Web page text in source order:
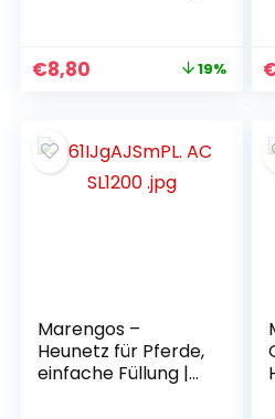
Containernetz zur
Eckmarkierung,
Expanderhaken
€8,80 19%
Marengos –
Heunetz für Pferde,
einfache Füllung |